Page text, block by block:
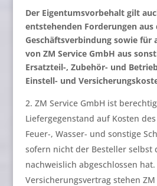
Der Eigentumsvorbehalt gilt
entstehenden Forderungen aus
Geschäftsverbindung sowie für
von ZM Service GmbH aus
Ersatzteil-, Zubehör- und
Einstell- und
ZM Service GmbH ist
Liefergegenstand auf Kosten
Feuer-, Wasser- und sonstige
sofern nicht der Besteller selbst
nachweislich abgeschlossen
Versicherungsvertrag stehen ZM